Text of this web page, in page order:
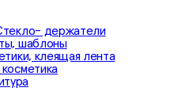
держатели
шаблоны
клеящая лента